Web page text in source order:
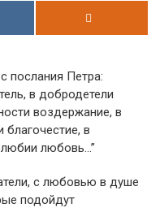
послания Петра:
в добродетели
воздержание, в
благочестие, в
любовь…”
с любовью в душе
подойдут